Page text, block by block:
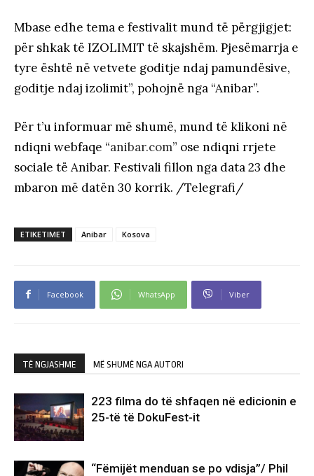
Mbase edhe tema e festivalit mund të përgjigjet:
për shkak të IZOLIMIT të skajshëm. Pjesëmarrja e
tyre është në vetvete goditje ndaj pamundësive,
goditje ndaj izolimit”, pohojnë nga “Anibar”.
Për t’u informuar më shumë, mund të klikoni në
ndiqni webfaqe “anibar.com” ose ndiqni rrjete
sociale të Anibar. Festivali fillon nga data 23 dhe
mbaron më datën 30 korrik. /Telegrafi/
ETIKETIMET Anibar Kosova
Facebook WhatsApp Viber
TË NGJASHME MË SHUMË NGA AUTORI
223 filma do të shfaqen në edicionin e
25-të të DokuFest-it
“Fëmijët menduan se po vdisja”/ Phil